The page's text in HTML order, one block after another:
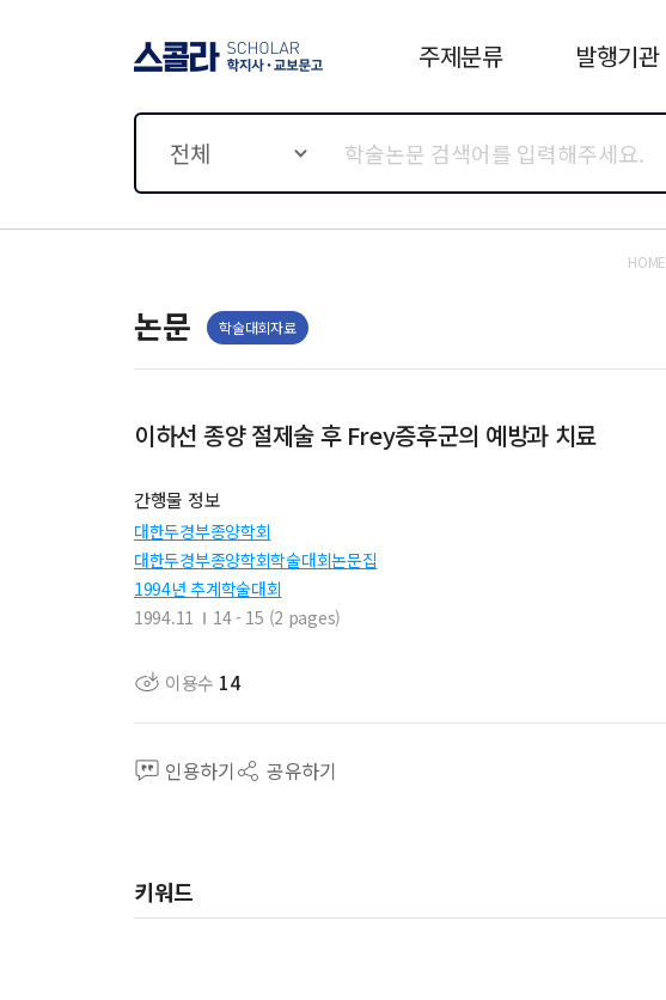
주제분류 발행기관
전체
HOME
논문 학술대회자료
이하선 종양 절제술 후 Frey증후군의 예방과 치료
간행물 정보
대한두경부종양학회
대한두경부종양학회학술대회논문집
1994년 추계학술대회
1994.11
14 - 15 (2 pages)
이용수 14
인용하기 공유하기
키워드